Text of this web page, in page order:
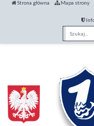
Strona główna Mapa strony
Fraza